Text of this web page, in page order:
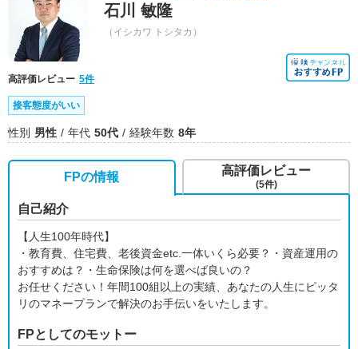
石川 敏隆
（イシカワ トシタカ）
高評価レビュー 5件
接客態度がいい
性別 男性 年代 50代 経験年数 8年
FPの情報
自己紹介
【人生100年時代】
・教育費、住宅費、老後資金etc.一体いくら必要？・資産運用の
おすすめは？・生命保険は何を選べば良いの？
お任せください！年間100組以上の実績、あなたの人生にピッタ
リのマネープランで解決のお手伝いをいたします。
FPとしてのモットー
高評価レビュー
(5件)